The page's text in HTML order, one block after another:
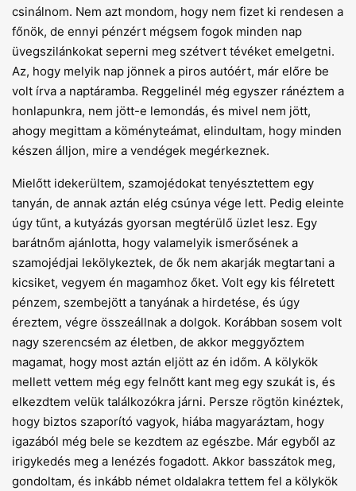
csinálnom. Nem azt mondom, hogy nem fizet ki rendesen a
főnök, de ennyi pénzért mégsem fogok minden nap
üvegszilánkokat seperni meg szétvert tévéket emelgetni.
Az, hogy melyik nap jönnek a piros autóért, már előre be
volt írva a naptáramba. Reggelinél még egyszer ránéztem a
honlapunkra, nem jött-e lemondás, és mivel nem jött,
ahogy megittam a köményteámat, elindultam, hogy minden
készen álljon, mire a vendégek megérkeznek.
Mielőtt idekerültem, szamojédokat tenyésztettem egy
tanyán, de annak aztán elég csúnya vége lett. Pedig eleinte
úgy tűnt, a kutyázás gyorsan megtérülő üzlet lesz. Egy
barátnőm ajánlotta, hogy valamelyik ismerősének a
szamojédjai lekölykeztek, de ők nem akarják megtartani a
kicsiket, vegyem én magamhoz őket. Volt egy kis félretett
pénzem, szembejött a tanyának a hirdetése, és úgy
éreztem, végre összeállnak a dolgok. Korábban sosem volt
nagy szerencsém az életben, de akkor meggyőztem
magamat, hogy most aztán eljött az én időm. A kölykök
mellett vettem még egy felnőtt kant meg egy szukát is, és
elkezdtem velük találkozókra járni. Persze rögtön kinéztek,
hogy biztos szaporító vagyok, hiába magyaráztam, hogy
igazából még bele se kezdtem az egészbe. Már egyből az
irigykedés meg a lenézés fogadott. Akkor basszátok meg,
gondoltam, és inkább német oldalakra tettem fel a kölykök